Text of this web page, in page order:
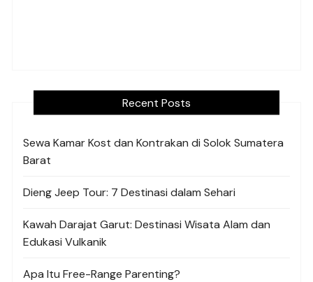
Recent Posts
Sewa Kamar Kost dan Kontrakan di Solok Sumatera
Barat
Dieng Jeep Tour: 7 Destinasi dalam Sehari
Kawah Darajat Garut: Destinasi Wisata Alam dan
Edukasi Vulkanik
Apa Itu Free-Range Parenting?